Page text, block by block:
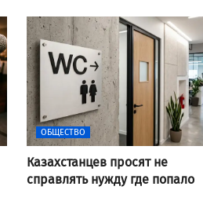
ОБЩЕСТВО
Казахстанцев просят не
справлять нужду где попало